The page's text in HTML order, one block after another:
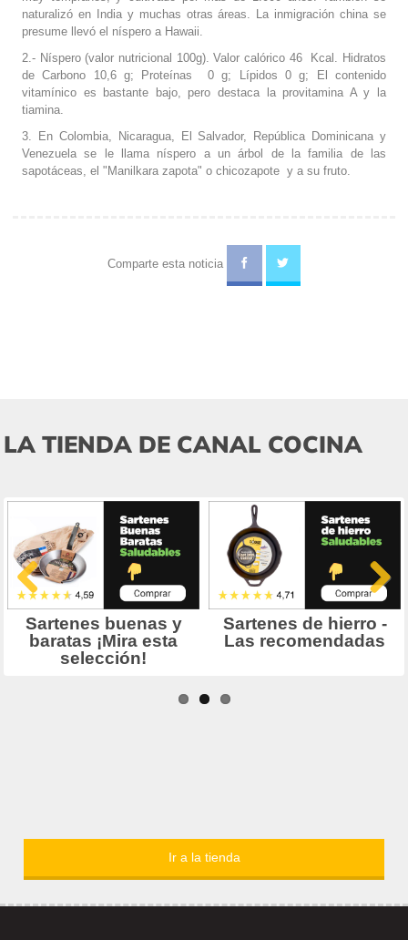
naturalizó en India y muchas otras áreas. La inmigración china se
presume llevó el níspero a Hawaii.
2.- Níspero (valor nutricional 100g). Valor calórico 46 Kcal. Hidratos
de Carbono 10,6 g; Proteínas 0 g; Lípidos 0 g; El contenido
vitamínico es bastante bajo, pero destaca la provitamina A y la
tiamina.
3. En Colombia, Nicaragua, El Salvador, República Dominicana y
Venezuela se le llama níspero a un árbol de la familia de las
sapotáceas, el "Manilkara zapota" o chicozapote y a su fruto.
Comparte esta noticia
LA TIENDA DE CANAL COCINA
Ir a la tienda